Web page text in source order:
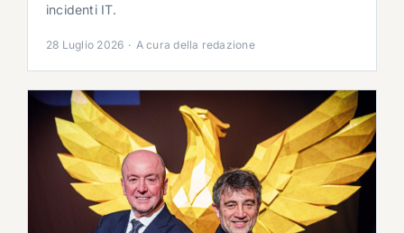
incidenti IT.
28 Luglio 2026 · A cura della redazione